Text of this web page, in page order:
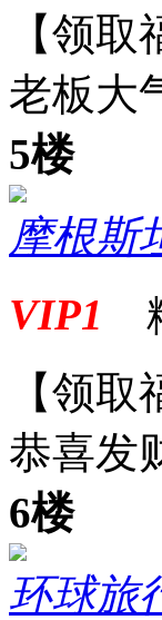
【领取
老板大
5楼
摩根斯
VIP1
【领取
恭喜发
6楼
环球旅